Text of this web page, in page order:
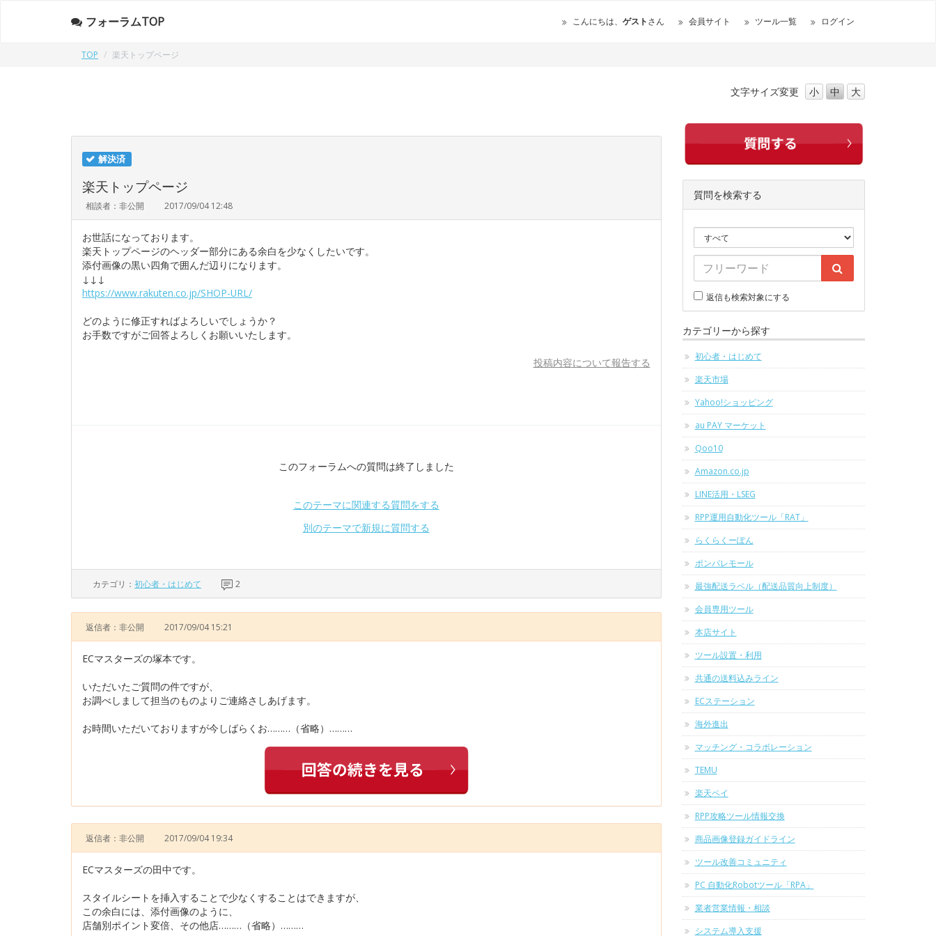
フォーラムTOP こんにちは、 ゲストさん 会員サイト ツール一覧 ログイン
TOP 楽天トップページ
文字サイズ変更 小 中 大
解決済
楽天トップページ
相談者：非公開 2017/09/04 12:48
お世話になっております。
楽天トップページのヘッダー部分にある余白を少なくしたいです。
添付画像の黒い四角で囲んだ辺りになります。
↓↓↓
https://www.rakuten.co.jp/SHOP-URL/
どのように修正すればよろしいでしょうか？
お手数ですがご回答よろしくお願いいたします。
投稿内容について報告する
このフォーラムへの質問は終了しました
このテーマに関連する質問をする
別のテーマで新規に質問する
カテゴリ： 初心者・はじめて 2
返信者：非公開 2017/09/04 15:21
ECマスターズの塚本です。
いただいたご質問の件ですが、
お調べしまして担当のものよりご連絡さしあげます。
お時間いただいておりますが今しばらくお………（省略）………
返信者：非公開 2017/09/04 19:34
ECマスターズの田中です。
スタイルシートを挿入することで少なくすることはできますが、
この余白には、添付画像のように、
店舗別ポイント変倍、その他店………（省略）………
質問を検索する
返信も検索対象にする
カテゴリーから探す
初心者・はじめて
楽天市場
Yahoo!ショッピング
au PAY マーケット
Qoo10
Amazon.co.jp
LINE活用・LSEG
RPP運用自動化ツール「RAT」
らくらくーぽん
ポンパレモール
最強配送ラベル（配送品質向上制度）
会員専用ツール
本店サイト
ツール設置・利用
共通の送料込みライン
ECステーション
海外進出
マッチング・コラボレーション
TEMU
楽天ペイ
RPP攻略ツール情報交換
商品画像登録ガイドライン
ツール改善コミュニティ
PC 自動化Robotツール「RPA」
業者営業情報・相談
システム導入支援